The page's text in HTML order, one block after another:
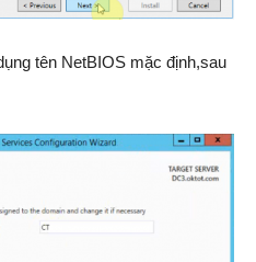
tên NetBIOS mặc định,sau